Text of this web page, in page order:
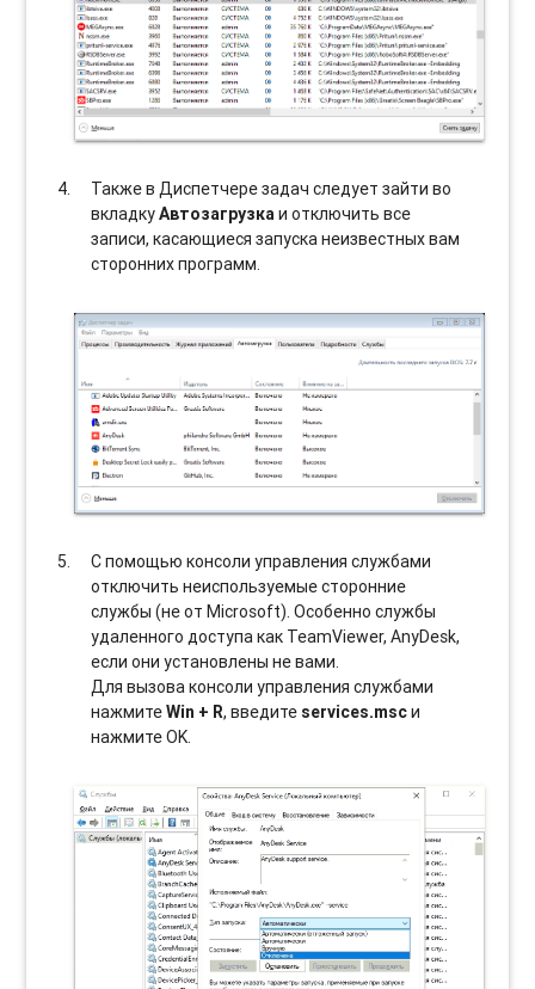
Также в Диспетчере задач следует зайти во
вкладкуАвтозагрузкаи отключить все
записи, касающиеся запуска неизвестных вам
сторонних программ.
С помощью консоли управления службами
отключить неиспользуемые сторонние
службы (не от Microsoft). Особенно службы
удаленного доступа как TeamViewer, AnyDesk,
если они установлены не вами.
Для вызова консоли управления службами
нажмитеWin + R, введите services.mscи
нажмите OK.